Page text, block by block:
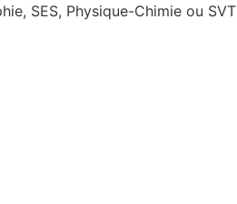
SES, Physique-Chimie ou SVT